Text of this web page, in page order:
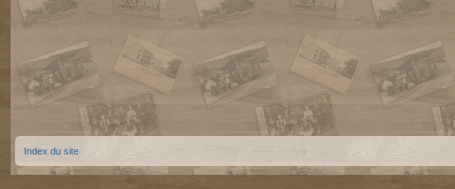
Index du site